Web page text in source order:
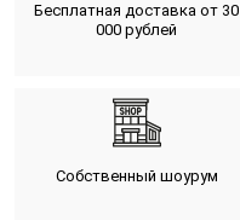
Бесплатная доставка от 30
000 рублей
Собственный шоурум